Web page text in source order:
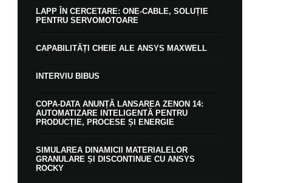
LAPP ÎN CERCETARE: ONE-CABLE, SOLUȚIE
PENTRU SERVOMOTOARE
CAPABILITĂȚI CHEIE ALE ANSYS MAXWELL
INTERVIU BIBUS
COPA-DATA ANUNȚĂ LANSAREA ZENON 14:
AUTOMATIZARE INTELIGENTĂ PENTRU
PRODUCȚIE, PROCESE ȘI ENERGIE
SIMULAREA DINAMICII MATERIALELOR
GRANULARE ȘI DISCONTINUE CU ANSYS
ROCKY